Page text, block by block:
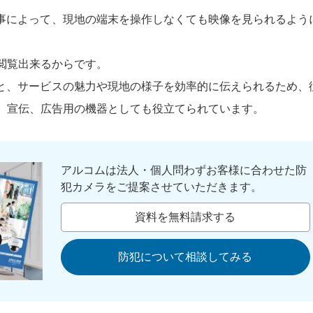
によって、現地の端末を操作しなくても映像を見られるよう
出来るからです。
サービスの魅力や現地の様子を効率的に伝えられるため、
伝、広告用の機器としても役立てられています。
アルコムは法人・個人問わずお客様に合わせた防
犯カメラをご提案させていただきます。
資料を無料請求する
防犯について相談してみる